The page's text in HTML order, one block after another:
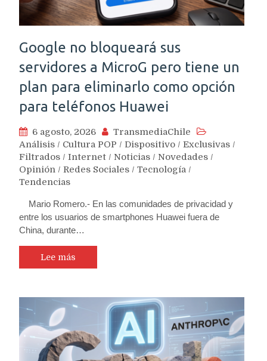
Google no bloqueará sus
servidores a MicroG pero tiene un
plan para eliminarlo como opción
para teléfonos Huawei
6 agosto, 2026
TransmediaChile
Análisis / Cultura POP / Dispositivo / Exclusivas /
Filtrados / Internet / Noticias / Novedades /
Opinión / Redes Sociales / Tecnología /
Tendencias
Mario Romero.- En las comunidades de privacidad y
entre los usuarios de smartphones Huawei fuera de
China, durante…
Lee más